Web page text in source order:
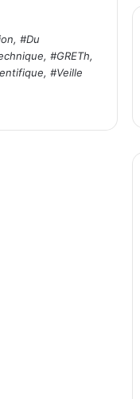
, #Du
, #GRETh,
, #Veille